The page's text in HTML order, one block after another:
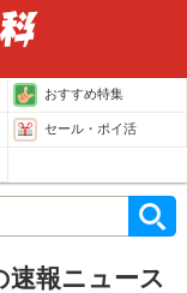
おすすめ特集
セール・ポイ活
報ニュース